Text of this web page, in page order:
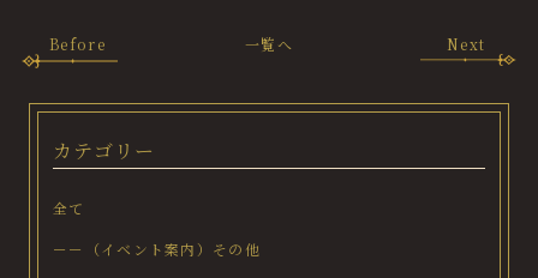
Before 一覧へ Next
カテゴリー
全て
－－（イベント案内）その他